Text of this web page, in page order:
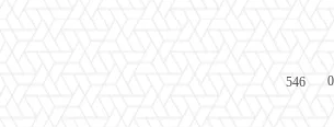
0
546